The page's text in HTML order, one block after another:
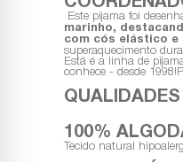
Este pijama foi
marinho,
com cós elástico e
superaquecimento
Está é a linha de
conhece - desde
100%
Tecido natural